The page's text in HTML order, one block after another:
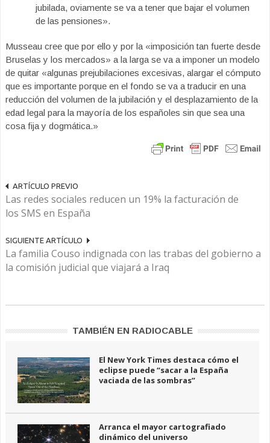
jubilada, oviamente se va a tener que bajar el volumen
de las pensiones».
Musseau cree que por ello y por la «imposición tan fuerte desde
Bruselas y los mercados» a la larga se va a imponer un modelo
de quitar «algunas prejubilaciones excesivas, alargar el cómputo
que es importante porque en el fondo se va a traducir en una
reducción del volumen de la jubilación y el desplazamiento de la
edad legal para la mayoría de los españoles sin que sea una
cosa fija y dogmática.»
ARTÍCULO PREVIO
Las redes sociales reducen un 19% la facturación de
los SMS en España
SIGUIENTE ARTÍCULO
La familia Couso indignada con las trabas del gobierno a
la comisión judicial que viajará a Iraq
TAMBIÉN EN RADIOCABLE
El New York Times destaca cómo el
eclipse puede “sacar a la España
vaciada de las sombras”
Arranca el mayor cartografiado
dinámico del universo